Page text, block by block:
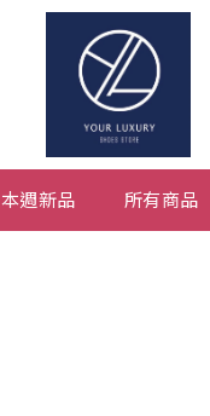
本週新品 所有商品